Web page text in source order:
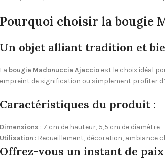
Pourquoi choisir la bougie
Un objet alliant tradition et
La bougie Madonuccia Ajaccio est le choix idéal
empreint de signification ou simplement profiter
Caractéristiques du produit :
Dimensions : 7 cm de hauteur, 5,5 cm de diamètre
Utilisation : Recueillement, décoration, ambiance
Offrez-vous un instant de